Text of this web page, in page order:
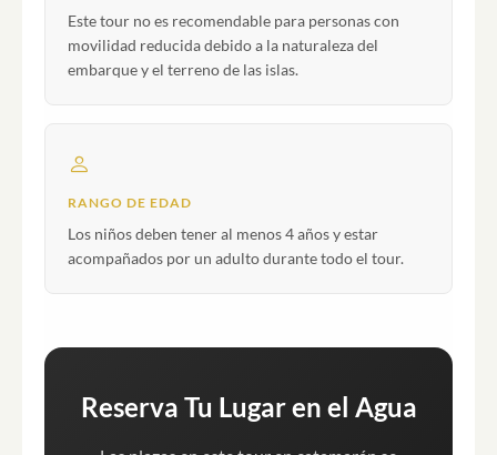
Este tour no es recomendable para personas con
movilidad reducida debido a la naturaleza del
embarque y el terreno de las islas.
RANGO DE EDAD
Los niños deben tener al menos 4 años y estar
acompañados por un adulto durante todo el tour.
Reserva Tu Lugar en el Agua